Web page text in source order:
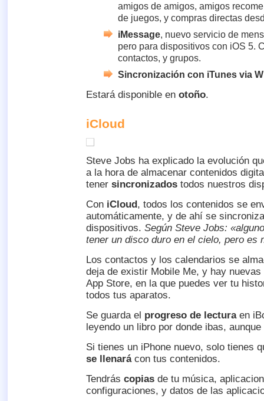
amigos de amigos, amigos
de juegos, y compras directas
iMessage, nuevo servicio de
pero para dispositivos con iOS 5.
contactos, y grupos.
Sincronización con iTunes via
Estará disponible en otoño.
iCloud
Steve Jobs ha explicado la evolución
a la hora de almacenar contenidos
tener sincronizados todos nuestros
Con iCloud, todos los contenidos se
automáticamente, y de ahí se
dispositivos. Según Steve Jobs:
tener un disco duro en el cielo, pero es
Los contactos y los calendarios se
deja de existir Mobile Me, y hay
App Store, en la que puedes ver tu
todos tus aparatos.
Se guarda el progreso de lecturaen
leyendo un libro por donde ibas,
Si tienes un iPhone nuevo, solo tienes
se llenarácon tus contenidos.
Tendrás copias de tu música,
configuraciones, y datos de las